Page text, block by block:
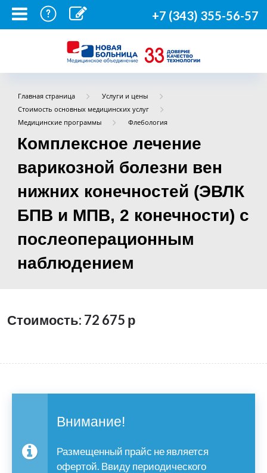
+7 (343) 355-56-57
Главная страница
Услуги и цены
Стоимость основных медицинских услуг
Медицинские программы
Флебология
Комплексное лечение
варикозной болезни вен
нижних конечностей (ЭВЛК
БПВ и МПВ, 2 конечности) с
послеоперационным
наблюдением
Стоимость: 72 675 р
Внимание!
Размещенный прайс не является
офертой. Ввиду периодического